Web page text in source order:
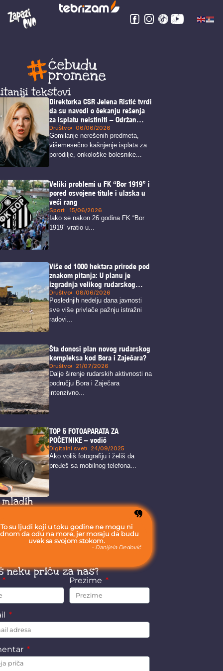
tekstovi
Direktorka CSR Jelena Ristić tvrdi
da su navodi o čekanju rešenja
za isplatu neistiniti – Održan
protest ispred CSR
Društvo 06/06/2026
Gomilanje nerešenih predmeta,
višemesečno kašnjenje isplata za
porodilje, onkološke bolesnike...
Veliki problemi u FK “Bor 1919” i
pored osvojene titule i ulaska u
veći rang
Sport 15/06/2026
Iako se nakon 26 godina FK “Bor
1919” vratio u...
Više od 1000 hektara prirode pod
znakom pitanja: U planu je
izgradnja velikog rudarskog
kompleksa u blizini Zaječara
Društvo 08/06/2026
Poslednjih nedelju dana javnosti
sve više privlače pažnju istražni
radovi...
Šta donosi plan novog rudarskog
kompleksa kod Bora i Zaječara?
Društvo 21/07/2026
Dalje širenje rudarskih aktivnosti na
području Bora i Zaječara
intenzivno...
TOP 5 FOTOAPARATA ZA
POČETNIKE – vodič
Digitalni svet 24/09/2025
Ako voliš fotografiju i želiš da
pređeš sa mobilnog telefona...
To su ljudi koji u toku godine ne mogu ni
da odu na more, jer moraju da budu
uvek sa svojom stokom.
- Danijela Dedović
neku priču za nas?
Prezime